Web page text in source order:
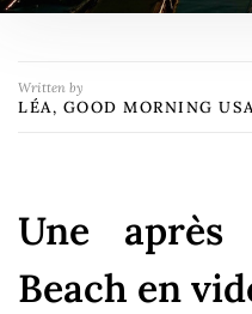
Written by
LÉA, GOOD MORNING
Une
Beach en